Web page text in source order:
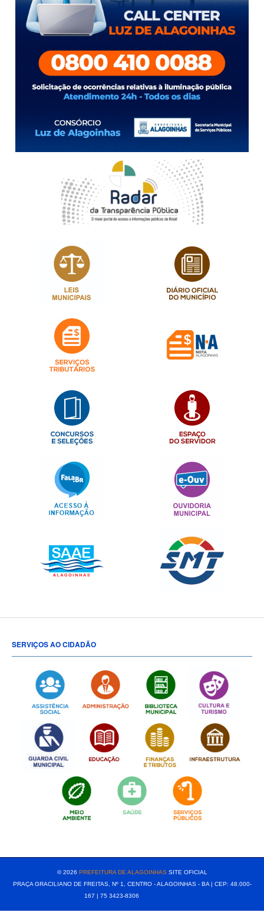
SERVIÇOS AO CIDADÃO
© 2026 PREFEITURA DE ALAGOINHASSITE OFICIAL
PRAÇA GRACILIANO DE FREITAS, Nº 1, CENTRO - ALAGOINHAS - BA | CEP: 48.000-
167 | 75 3423-8306⠀⠀⠀⠀⠀⠀⠀⠀⠀⠀